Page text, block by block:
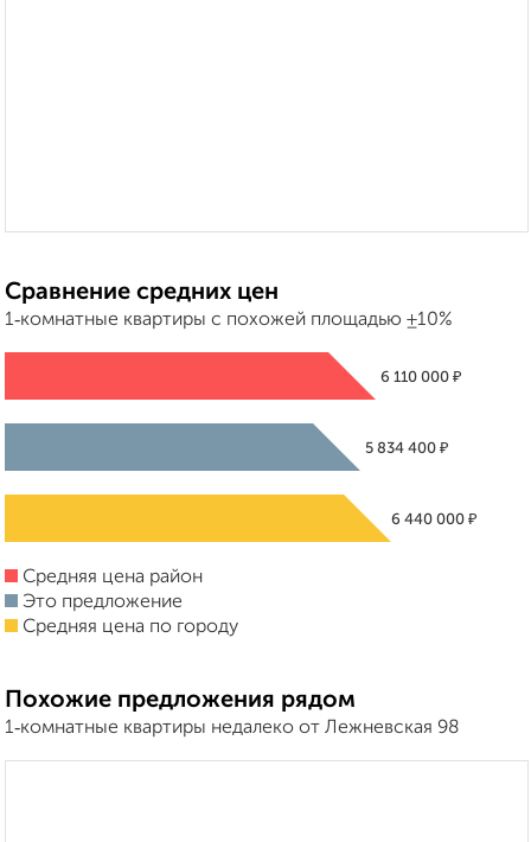
Сравнение средних цен
1‑комнатные квартиры с похожей площадью ±10%
6 110 000 ₽
5 834 400 ₽
6 440 000 ₽
Средняя цена район
Это предложение
Средняя цена по городу
Похожие предложения рядом
1‑комнатные квартиры недалеко от Лежневская 98